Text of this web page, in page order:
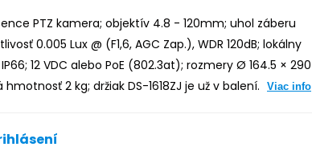
PTZ kamera; objektív 4.8 - 120mm; uhol záberu
0.005 Lux @ (F1,6, AGC Zap.), WDR 120dB; lokálny
12 VDC alebo PoE (802.3at); rozmery Ø 164.5 × 290
2 kg; držiak DS-1618ZJ je už v balení.
Viac info